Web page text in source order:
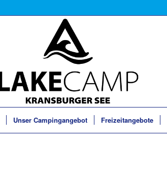
Unser Campingangebot Freizeitangebote